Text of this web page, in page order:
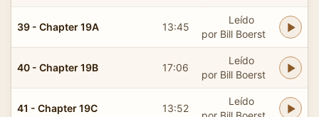
39 - Chapter 19A 13:45
Leído
por Bill Boerst
40 - Chapter 19B 17:06
Leído
por Bill Boerst
41 - Chapter 19C 13:52
Leído